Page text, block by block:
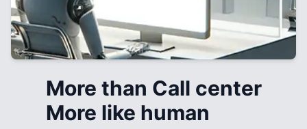
More than Call center
More like human